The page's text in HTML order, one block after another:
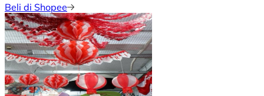
Beli di Shopee